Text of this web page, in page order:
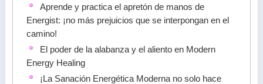
Aprende y practica el apretón de manos de
Energist: ¡no más prejuicios que se interpongan en el
camino!
El poder de la alabanza y el aliento en Modern
Energy Healing
¡La Sanación Energética Moderna no solo hace